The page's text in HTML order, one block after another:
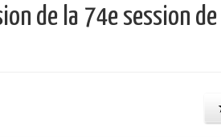
de la 74e session